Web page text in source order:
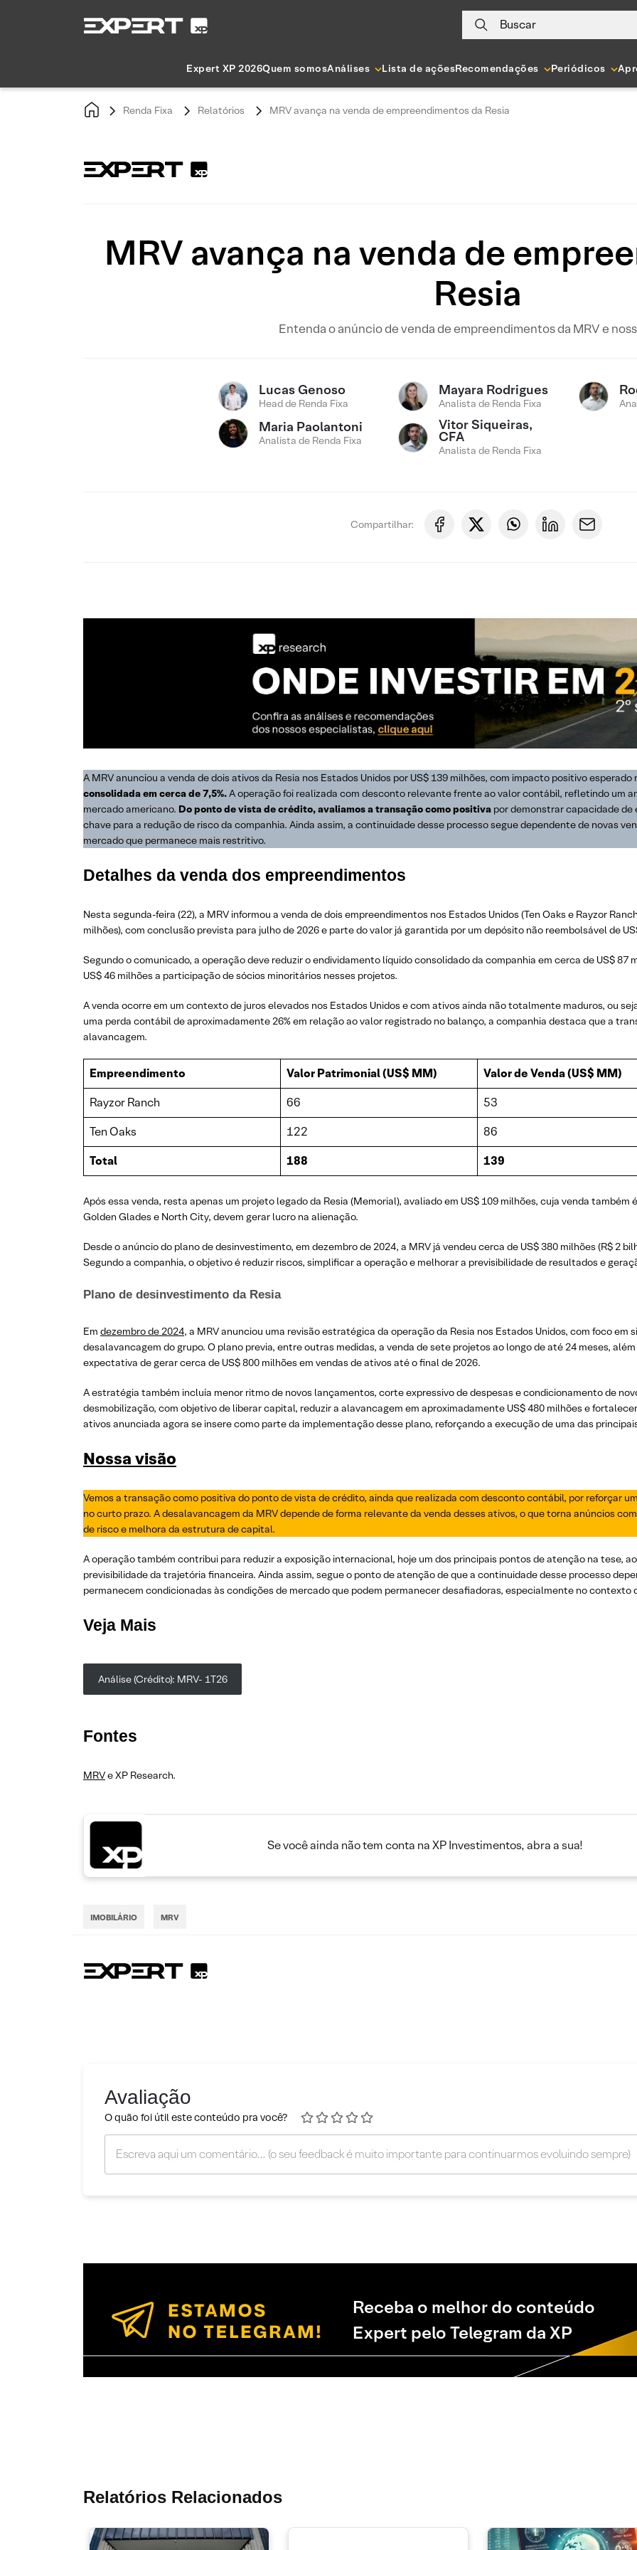
Buscar
Expert XP 2026Quem somosAnálises Lista de açõesRecomendações Periódicos
Renda Fixa Relatórios MRV avança na venda de empreendimentos da Resia
MRV avança na venda de
Resia
Entenda o anúncio de venda de empreendimentos da MRV e
Lucas Genoso
Head de Renda Fixa
Mayara Rodrigues
Analista de Renda Fixa
Maria Paolantoni
Analista de Renda Fixa
Vitor Siqueiras,
CFA
Analista de Renda Fixa
Compartilhar:
A MRV anunciou a venda de dois ativos da Resia nos Estados Unidos por US$ 139 milhões, com impacto positivo esperado
consolidada em cerca de 7,5%.A operação foi realizada com desconto relevante frente ao valor contábil, refletindo um
mercado americano. Do ponto de vista de crédito, avaliamos a transação como positiva por demonstrar capacidade
chave para a redução de risco da companhia. Ainda assim, a continuidade desse processo segue dependente de novas
mercado que permanece mais restritivo.
Detalhes da venda dos empreendimentos
Nesta segunda-feira (22), a MRV informou a venda de dois empreendimentos nos Estados Unidos (Ten Oaks e Rayzor
milhões), com conclusão prevista para julho de 2026 e parte do valor já garantida por um depósito não reembolsável de
Segundo o comunicado, a operação deve reduzir o endividamento líquido consolidado da companhia em cerca de US$ 87
US$ 46 milhões a participação de sócios minoritários nesses projetos.
A venda ocorre em um contexto de juros elevados nos Estados Unidos e com ativos ainda não totalmente maduros, ou
uma perda contábil de aproximadamente 26% em relação ao valor registrado no balanço, a companhia destaca que a
alavancagem.
Empreendimento Valor Patrimonial (US$ MM) Valor de Venda (US$ MM)
Rayzor Ranch
66 53
Ten Oaks
122 86
Total
188 139
Após essa venda, resta apenas um projeto legado da Resia (Memorial), avaliado em US$ 109 milhões, cuja venda
Golden Glades e North City, devem gerar lucro na alienação.
Desde o anúncio do plano de desinvestimento, em dezembro de 2024, a MRV já vendeu cerca de US$ 380 milhões (R$ 2
Segundo a companhia, o objetivo é reduzir riscos, simplificar a operação e melhorar a previsibilidade de resultados e
Plano de desinvestimento da Resia
Em dezembro de 2024, a MRV anunciou uma revisão estratégica da operação da Resia nos Estados Unidos, com foco
desalavancagem do grupo. O plano previa, entre outras medidas, a venda de sete projetos ao longo de até 24 meses,
expectativa de gerar cerca de US$ 800 milhões em vendas de ativos até o final de 2026.
A estratégia também incluía menor ritmo de novos lançamentos, corte expressivo de despesas e condicionamento de
desmobilização, com objetivo de liberar capital, reduzir a alavancagem em aproximadamente US$ 480 milhões e
ativos anunciada agora se insere como parte da implementação desse plano, reforçando a execução de uma das
Nossa visão
Vemos a transação como positiva do ponto de vista de crédito, ainda que realizada com desconto contábil, por reforçar
no curto prazo. A desalavancagem da MRV depende de forma relevante da venda desses ativos, o que torna anúncios
de risco e melhora da estrutura de capital.
A operação também contribui para reduzir a exposição internacional, hoje um dos principais pontos de atenção na tese,
previsibilidade da trajetória financeira. Ainda assim, segue o ponto de atenção de que a continuidade desse processo
permanecem condicionadas às condições de mercado que podem permanecer desafiadoras, especialmente no contexto
Veja Mais
Análise (Crédito): MRV- 1T26
Fontes
MRVe XP Research.
Se você ainda não tem conta na XP Investimentos, abra a sua!
IMOBILÁRIO MRV
Avaliação
O quão foi útil este conteúdo pra você?
Receba o melhor do conteúdo
Expert pelo Telegram da XP
Relatórios Relacionados